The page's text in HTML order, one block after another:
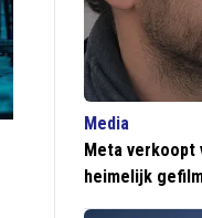
Media
Meta verkoopt
heimelijk